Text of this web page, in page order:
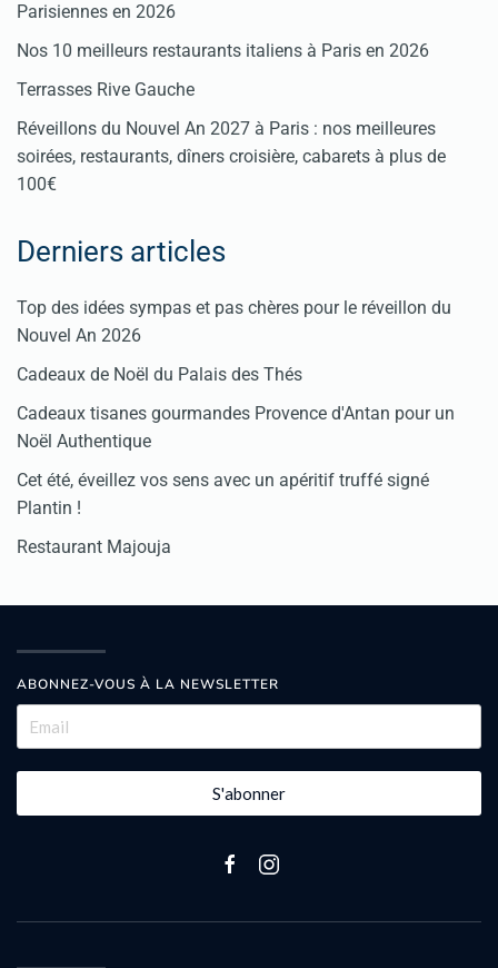
Parisiennes en 2026
Nos 10 meilleurs restaurants italiens à Paris en 2026
Terrasses Rive Gauche
Réveillons du Nouvel An 2027 à Paris : nos meilleures
soirées, restaurants, dîners croisière, cabarets à plus de
100€
Derniers articles
Top des idées sympas et pas chères pour le réveillon du
Nouvel An 2026
Cadeaux de Noël du Palais des Thés
Cadeaux tisanes gourmandes Provence d'Antan pour un
Noël Authentique
Cet été, éveillez vos sens avec un apéritif truffé signé
Plantin !
Restaurant Majouja
ABONNEZ-VOUS À LA NEWSLETTER
S'abonner